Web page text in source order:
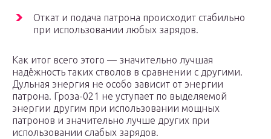
Откат и подача патрона происходит стабильно
при использовании любых зарядов.
Как итог всего этого — значительно лучшая
надёжность таких стволов в сравнении с другими.
Дульная энергия не особо зависит от энергии
патрона. Гроза-021 не уступает по выделяемой
энергии другим при использовании мощных
патронов и значительно лучше других при
использовании слабых зарядов.